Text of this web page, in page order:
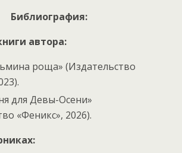
Библиография:
автора:
роща» (Издательство
для Девы-Осени»
«Феникс», 2026).